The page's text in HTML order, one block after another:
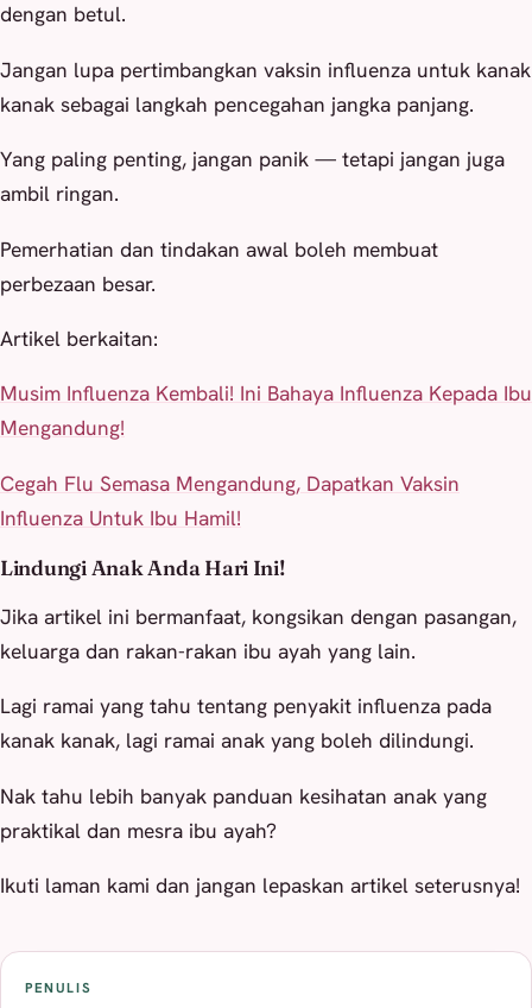
dengan betul.
Jangan lupa pertimbangkan vaksin influenza untuk kanak
kanak sebagai langkah pencegahan jangka panjang.
Yang paling penting, jangan panik — tetapi jangan juga
ambil ringan.
Pemerhatian dan tindakan awal boleh membuat
perbezaan besar.
Artikel berkaitan:
Musim Influenza Kembali! Ini Bahaya Influenza Kepada Ibu
Mengandung!
Cegah Flu Semasa Mengandung, Dapatkan Vaksin
Influenza Untuk Ibu Hamil!
Lindungi Anak Anda Hari Ini!
Jika artikel ini bermanfaat, kongsikan dengan pasangan,
keluarga dan rakan-rakan ibu ayah yang lain.
Lagi ramai yang tahu tentang penyakit influenza pada
kanak kanak, lagi ramai anak yang boleh dilindungi.
Nak tahu lebih banyak panduan kesihatan anak yang
praktikal dan mesra ibu ayah?
Ikuti laman kami dan jangan lepaskan artikel seterusnya!
PENULIS